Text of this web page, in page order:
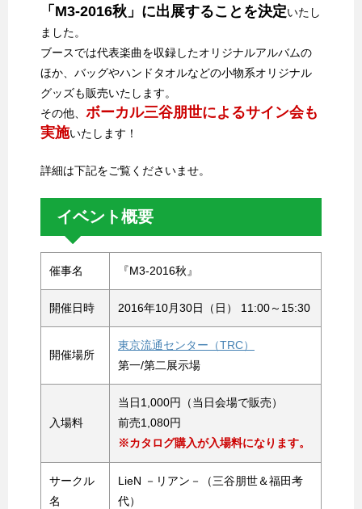
「M3-2016秋」に出展することを決定いたし
ました。
ブースでは代表楽曲を収録したオリジナルアルバムの
ほか、バッグやハンドタオルなどの小物系オリジナル
グッズも販売いたします。
その他、 ボーカル三谷朋世によるサイン会も
実施いたします！
詳細は下記をご覧くださいませ。
イベント概要
催事名 『M3-2016秋』
開催日時 2016年10月30日（日） 11:00～15:30
開催場所
東京流通センター（TRC）
第一/第二展示場
入場料
当日1,000円（当日会場で販売）
前売1,080円
※カタログ購入が入場料になります。
サークル
名
LieN －リアン－（三谷朋世＆福田考
代）